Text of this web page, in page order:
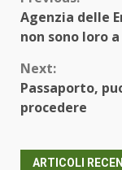
Reading
Agenzia delle
non sono loro
Next:
Passaporto,
procedere
ARTICOLI